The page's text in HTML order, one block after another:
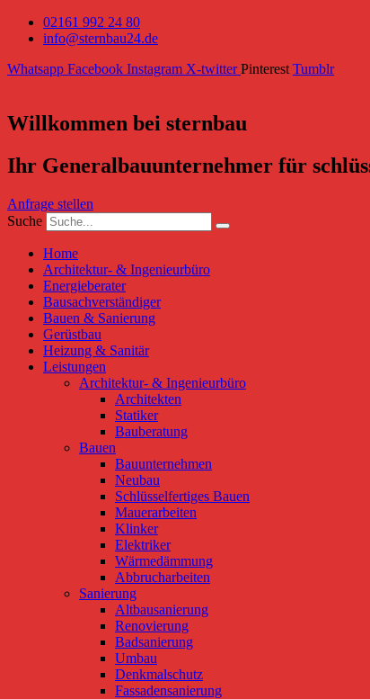
02161 992 24 80
info@sternbau24.de
Whatsapp Facebook Instagram X-twitter Pinterest Tumblr
Willkommen bei sternbau
Ihr Generalbauunternehmer für
Anfrage stellen
Suche
Home
Architektur- & Ingenieurbüro
Energieberater
Bausachverständiger
Bauen & Sanierung
Gerüstbau
Heizung & Sanitär
Leistungen
Architektur- & Ingenieurbüro
Architekten
Statiker
Bauberatung
Bauen
Bauunternehmen
Neubau
Schlüsselfertiges Bauen
Mauerarbeiten
Klinker
Elektriker
Wärmedämmung
Abbrucharbeiten
Sanierung
Altbausanierung
Renovierung
Badsanierung
Umbau
Denkmalschutz
Fassadensanierung